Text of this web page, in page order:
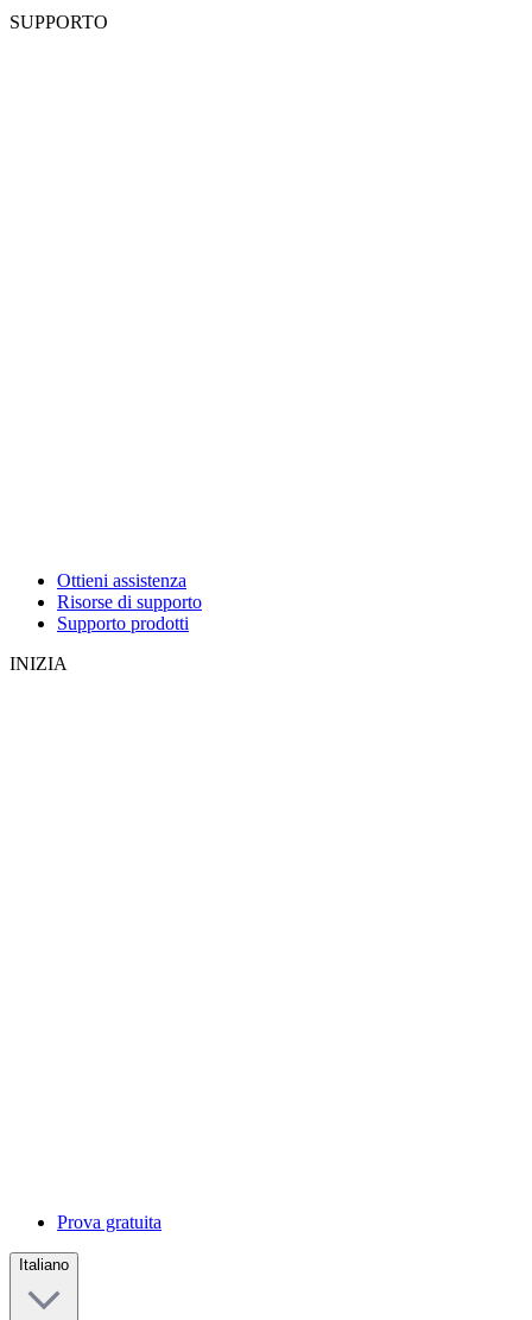
SUPPORTO
Ottieni assistenza
Risorse di supporto
Supporto prodotti
INIZIA
Prova gratuita
Italiano